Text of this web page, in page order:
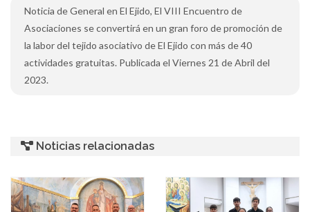
Noticia de General en El Ejido, El VIII Encuentro de
Asociaciones se convertirá en un gran foro de promoción de
la labor del tejido asociativo de El Ejido con más de 40
actividades gratuitas. Publicada el Viernes 21 de Abril del
2023.
Noticias relacionadas